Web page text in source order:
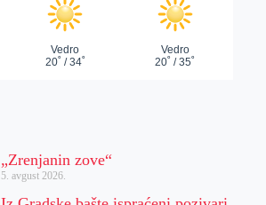
„Zrenjanin zove“
5. avgust 2026.